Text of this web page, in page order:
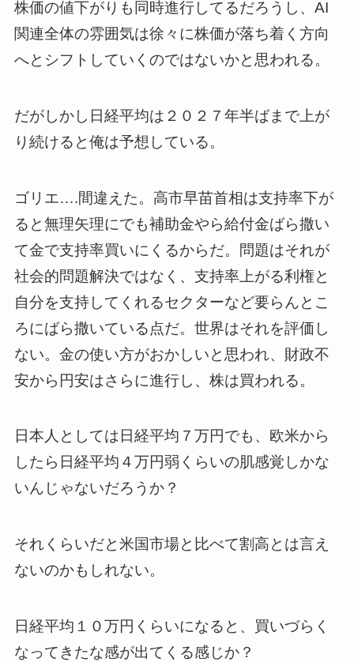
株価の値下がりも同時進行してるだろうし、AI
関連全体の雰囲気は徐々に株価が落ち着く方向
へとシフトしていくのではないかと思われる。
だがしかし日経平均は２０２７年半ばまで上が
り続けると俺は予想している。
ゴリエ….間違えた。高市早苗首相は支持率下が
ると無理矢理にでも補助金やら給付金ばら撒い
て金で支持率買いにくるからだ。問題はそれが
社会的問題解決ではなく、支持率上がる利権と
自分を支持してくれるセクターなど要らんとこ
ろにばら撒いている点だ。世界はそれを評価し
ない。金の使い方がおかしいと思われ、財政不
安から円安はさらに進行し、株は買われる。
日本人としては日経平均７万円でも、欧米から
したら日経平均４万円弱くらいの肌感覚しかな
いんじゃないだろうか？
それくらいだと米国市場と比べて割高とは言え
ないのかもしれない。
日経平均１０万円くらいになると、買いづらく
なってきたな感が出てくる感じか？